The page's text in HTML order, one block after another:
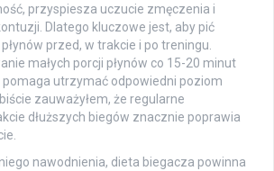
przyspiesza uczucie zmęczenia i
Dlatego kluczowe jest, aby pić
przed, w trakcie i po treningu.
małych porcji płynów co 15-20 minut
pomaga utrzymać odpowiedni poziom
zauważyłem, że regularne
dłuższych biegów znacznie poprawia
nawodnienia, dieta biegacza powinna